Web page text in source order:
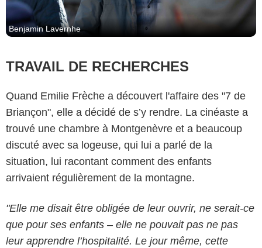
Benjamin Lavernhe
TRAVAIL DE RECHERCHES
Quand Emilie Frèche a découvert l'affaire des "7 de
Briançon", elle a décidé de s’y rendre. La cinéaste a
trouvé une chambre à Montgenèvre et a beaucoup
discuté avec sa logeuse, qui lui a parlé de la
situation, lui racontant comment des enfants
arrivaient régulièrement de la montagne.
"Elle me disait être obligée de leur ouvrir, ne serait-ce
que pour ses enfants – elle ne pouvait pas ne pas
leur apprendre l’hospitalité. Le jour même, cette